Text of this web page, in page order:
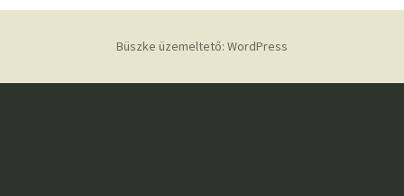
Büszke üzemeltető: WordPress